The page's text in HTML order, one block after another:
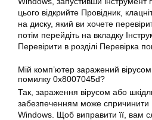
цього відкрийте Провідник,
на диску, який ви хочете
потім перейдіть на вкладку
Перевірити в розділі Перевірка
Мій комп’ютер заражений
помилку 0x8007045d?
Так, зараження вірусом або
забезпеченням може спричинити
Windows. Щоб виправити її, вам